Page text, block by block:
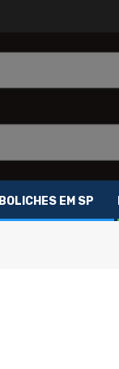
BOLICHES EM SP